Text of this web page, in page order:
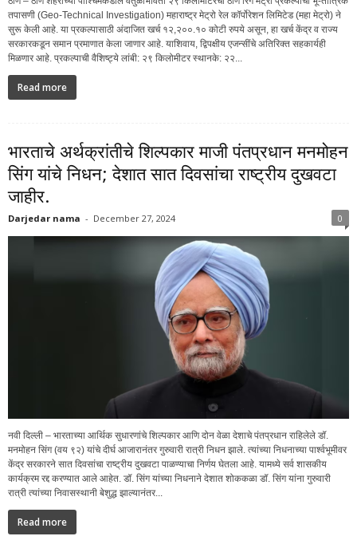
तपासणी (Geo-Technical Investigation) महाराष्ट्र मेट्रो रेल कॉर्पोरेशन लिमिटेड (महा मेट्रो) ने
सुरू केली आहे. या प्रकल्पासाठी अंदाजित खर्च १२,२००.१० कोटी रुपये असून, हा खर्च केंद्र व राज्य
सरकारकडून समान प्रमाणात केला जाणार आहे. याशिवाय, द्विपक्षीय एजन्सींचे अतिरिक्त सहकार्यही
मिळणार आहे. प्रकल्पाची वैशिष्ट्ये लांबी: २९ किलोमीटर स्थानके: २२...
Read more
भारताचे अर्थक्रांतीचे शिल्पकार माजी पंतप्रधान मनमोहन
सिंग यांचे निधन; देशात सात दिवसांचा राष्ट्रीय दुखवटा
जाहीर.
Darjedar nama - December 27, 2024 0
नवी दिल्ली – भारताच्या आर्थिक सुधारणांचे शिल्पकार आणि दोन वेळा देशाचे पंतप्रधान राहिलेले डॉ.
मनमोहन सिंग (वय ९२) यांचे दीर्घ आजारानंतर गुरुवारी रात्री निधन झाले. त्यांच्या निधनाच्या पार्श्वभूमीवर
केंद्र सरकारने सात दिवसांचा राष्ट्रीय दुखवटा पाळण्याचा निर्णय घेतला आहे. यामध्ये सर्व शासकीय
कार्यक्रम रद्द करण्यात आले आहेत. डॉ. सिंग यांच्या निधनाने देशात शोककळा डॉ. सिंग यांना गुरुवारी
रात्री त्यांच्या निवासस्थानी बेशुद्ध झाल्यानंतर...
Read more